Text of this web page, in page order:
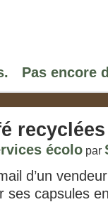
Pas encore
recyclées
écolo par
d’un
ses capsules